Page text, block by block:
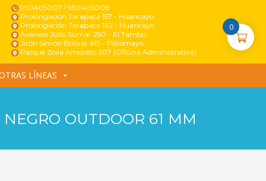
950405007 / 950405008
Prolongación Tarapaca 157 - Huancayo
Prolongación Tarapaca 162 - Huancayo
Avenida Julio Sumar 250 - El Tambo
Jirón Simón Bolívar 615 – Pilcomayo
Parque Zoila Amoretti 507 (Oficina Administrativa)
LÍNEAS
OUTDOOR 61 MM
0